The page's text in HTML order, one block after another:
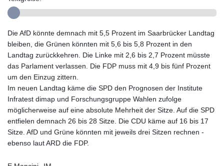
Die AfD könnte demnach mit 5,5 Prozent im Saarbrücker Landtag
bleiben, die Grünen könnten mit 5,6 bis 5,8 Prozent in den
Landtag zurückkehren. Die Linke mit 2,6 bis 2,7 Prozent müsste
das Parlament verlassen. Die FDP muss mit 4,9 bis fünf Prozent
um den Einzug zittern.
Im neuen Landtag käme die SPD den Prognosen der Institute
Infratest dimap und Forschungsgruppe Wahlen zufolge
möglicherweise auf eine absolute Mehrheit der Sitze. Auf die SPD
entfielen demnach 26 bis 28 Sitze. Die CDU käme auf 16 bis 17
Sitze. AfD und Grüne könnten mit jeweils drei Sitzen rechnen -
ebenso laut ARD die FDP.